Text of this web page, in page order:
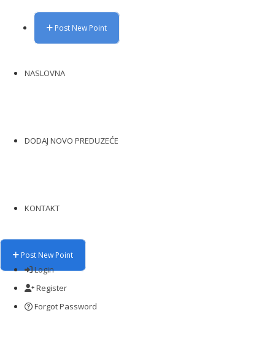
Post New Point
NASLOVNA
DODAJ NOVO PREDUZEĆE
KONTAKT
Post New Point
Login
Register
Forgot Password